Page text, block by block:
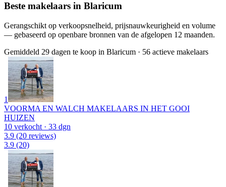
Beste makelaars in Blaricum
Gerangschikt op verkoopsnelheid, prijsnauwkeurigheid en volume
— gebaseerd op openbare bronnen van de afgelopen 12 maanden.
Gemiddeld 29 dagen te koop in Blaricum · 56 actieve makelaars
1
VOORMA EN WALCH MAKELAARS IN HET GOOI
HUIZEN
10 verkocht · 33 dgn
3.9 (20 reviews)
3.9 (20)